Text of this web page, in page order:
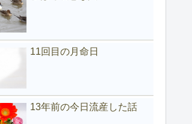
11回目の月命日
13年前の今日流産した話